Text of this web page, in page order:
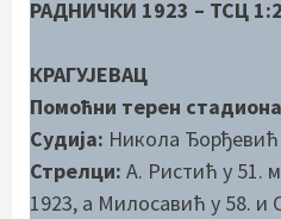
РАДНИЧКИ 1923 – ТСЦ
КРАГУЈЕВАЦ
Помоћни терен
Судија: Никола
Стрелци: А. Ристић у 51.
1923, а Милосавић у 58. и